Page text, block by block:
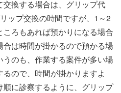
換する場合は、グリップ代
ップ交換の時間ですが、1～2
ろもあれば預かりになる場合
合は時間が掛かるので預かる場
のも、作業する案件が多い場
ので、時間が掛かりますよ
に診察するように、グリップ